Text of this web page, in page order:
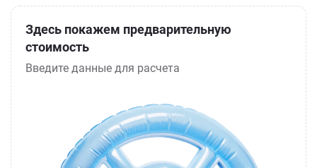
Здесь покажем предварительную
стоимость
Введите данные для расчета